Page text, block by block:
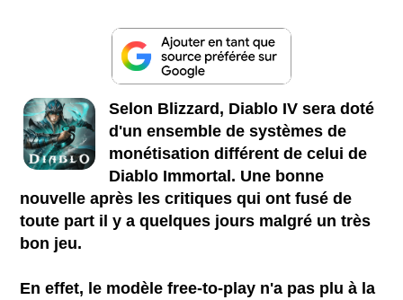
Selon Blizzard, Diablo IV sera doté
d'un ensemble de systèmes de
monétisation différent de celui de
Diablo Immortal. Une bonne
nouvelle après les critiques qui ont fusé de
toute part il y a quelques jours malgré un très
bon jeu.
En effet, le modèle free-to-play n'a pas plu à la